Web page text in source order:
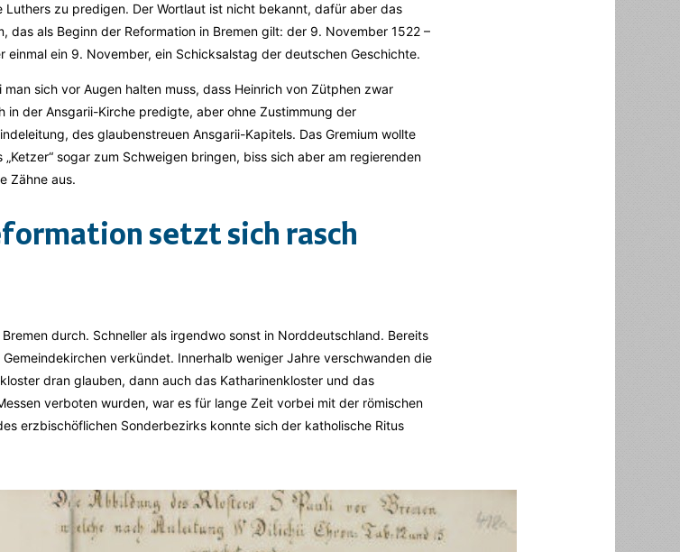
Luthers zu predigen. Der Wortlaut ist nicht bekannt, dafür aber das
das als Beginn der Reformation in Bremen gilt: der 9. November 1522 –
einmal ein 9. November, ein Schicksalstag der deutschen Geschichte.
man sich vor Augen halten muss, dass Heinrich von Zütphen zwar
in der Ansgarii-Kirche predigte, aber ohne Zustimmung der
des glaubenstreuen Ansgarii-Kapitels. Das Gremium wollte
„Ketzer“ sogar zum Schweigen bringen, biss sich aber am regierenden
Zähne aus.
setzt sich rasch
durch. Schneller als irgendwo sonst in Norddeutschland. Bereits
verkündet. Innerhalb weniger Jahre verschwanden die
dran glauben, dann auch das Katharinenkloster und das
verboten wurden, war es für lange Zeit vorbei mit der römischen
erzbischöflichen Sonderbezirks konnte sich der katholische Ritus